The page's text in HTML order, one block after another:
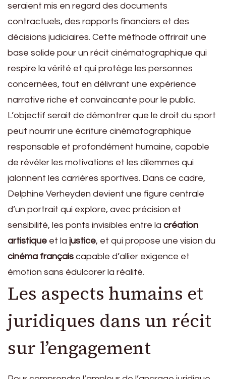
seraient mis en regard des documents
contractuels, des rapports financiers et des
décisions judiciaires. Cette méthode offrirait une
base solide pour un récit cinématographique qui
respire la vérité et qui protège les personnes
concernées, tout en délivrant une expérience
narrative riche et convaincante pour le public.
L’objectif serait de démontrer que le droit du sport
peut nourrir une écriture cinématographique
responsable et profondément humaine, capable
de révéler les motivations et les dilemmes qui
jalonnent les carrières sportives. Dans ce cadre,
Delphine Verheyden devient une figure centrale
d’un portrait qui explore, avec précision et
sensibilité, les ponts invisibles entre la création
artistique et la justice, et qui propose une vision du
cinéma français capable d’allier exigence et
émotion sans édulcorer la réalité.
Les aspects humains et
juridiques dans un récit
sur l’engagement